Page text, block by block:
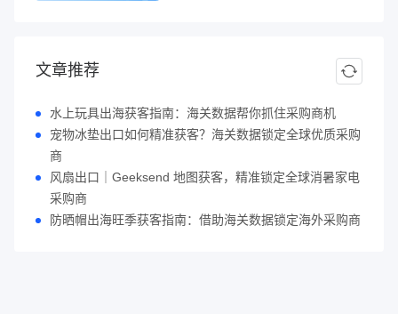
文章推荐
水上玩具出海获客指南：海关数据帮你抓住采购商机
宠物冰垫出口如何精准获客？海关数据锁定全球优质采购
商
风扇出口｜Geeksend 地图获客，精准锁定全球消暑家电
采购商
防晒帽出海旺季获客指南：借助海关数据锁定海外采购商